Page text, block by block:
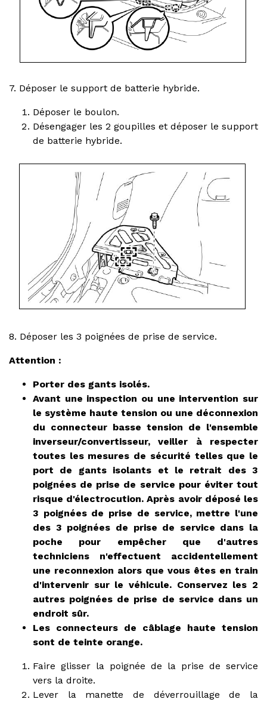
7. Déposer le support de batterie hybride.
Déposer le boulon.
Désengager les 2 goupilles et déposer le support
de batterie hybride.
8. Déposer les 3 poignées de prise de service.
Attention :
Porter des gants isolés.
Avant une inspection ou une intervention sur
le système haute tension ou une déconnexion
du connecteur basse tension de l'ensemble
inverseur/convertisseur, veiller à respecter
toutes les mesures de sécurité telles que le
port de gants isolants et le retrait des 3
poignées de prise de service pour éviter tout
risque d'électrocution. Après avoir déposé les
3 poignées de prise de service, mettre l'une
des 3 poignées de prise de service dans la
poche pour empêcher que d'autres
techniciens n'effectuent accidentellement
une reconnexion alors que vous êtes en train
d'intervenir sur le véhicule. Conservez les 2
autres poignées de prise de service dans un
endroit sûr.
Les connecteurs de câblage haute tension
sont de teinte orange.
Faire glisser la poignée de la prise de service
vers la droite.
Lever la manette de déverrouillage de la